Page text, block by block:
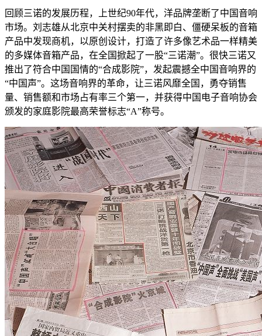
回顾三诺的发展历程，上世纪90年代，洋品牌垄断了中国音响
市场。刘志雄从北京中关村摆卖的非黑即白、僵硬呆板的音箱
产品中发现商机，以原创设计，打造了许多像艺术品一样精美
的多媒体音箱产品，在全国掀起了一股“三诺潮”。很快三诺又
推出了符合中国国情的“合成影院”，发起震撼全中国音响界的
“中国声”。这场音响界的革命，让三诺风靡全国，勇夺销售
量、销售额和市场占有率三个第一，并获得中国电子音响协会
颁发的家庭影院最高荣誉标志“A”称号。